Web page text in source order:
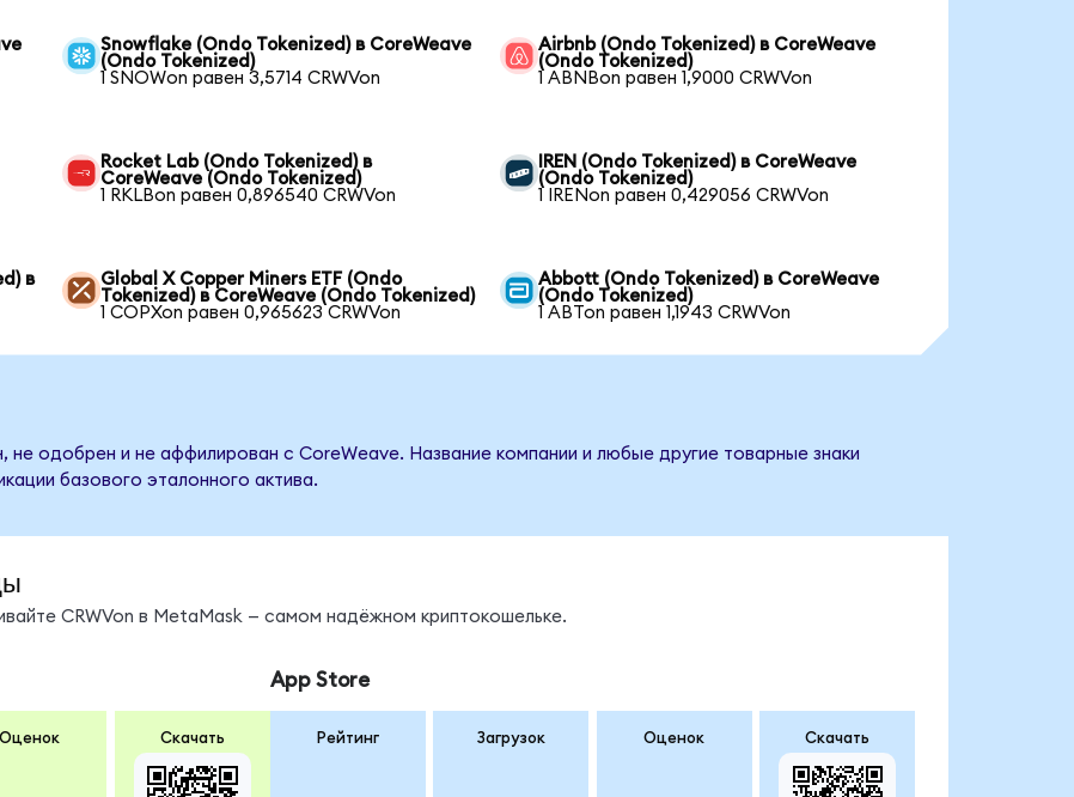
Snowflake (Ondo Tokenized) в CoreWeave
(Ondo Tokenized)
1 SNOWon равен 3,5714 CRWVon
Airbnb (Ondo Tokenized) в CoreWeave
(Ondo Tokenized)
1 ABNBon равен 1,9000 CRWVon
Rocket Lab (Ondo Tokenized) в
CoreWeave (Ondo Tokenized)
1 RKLBon равен 0,896540 CRWVon
IREN (Ondo Tokenized) в CoreWeave
(Ondo Tokenized)
1 IRENon равен 0,429056 CRWVon
в
Global X Copper Miners ETF (Ondo
Tokenized) в CoreWeave (Ondo Tokenized)
1 COPXon равен 0,965623 CRWVon
Abbott (Ondo Tokenized) в CoreWeave
(Ondo Tokenized)
1 ABTon равен 1,1943 CRWVon
одобрен и не аффилирован с CoreWeave. Название компании и любые другие товарные знаки
базового эталонного актива.
CRWVon в MetaMask — самом надёжном криптокошельке.
Оценок Скачать
App Store
Рейтинг Загрузок Оценок Скачать